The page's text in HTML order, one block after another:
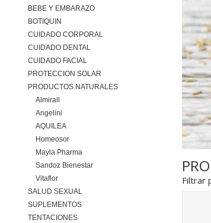
BEBE Y EMBARAZO
BOTIQUIN
CUIDADO CORPORAL
CUIDADO DENTAL
CUIDADO FACIAL
PROTECCION SOLAR
PRODUCTOS NATURALES
Almirall
Angelini
AQUILEA
Homeosor
Mayla Pharma
Sandoz Bienestar
Vitaflor
SALUD SEXUAL
SUPLEMENTOS
TENTACIONES
Filtrar